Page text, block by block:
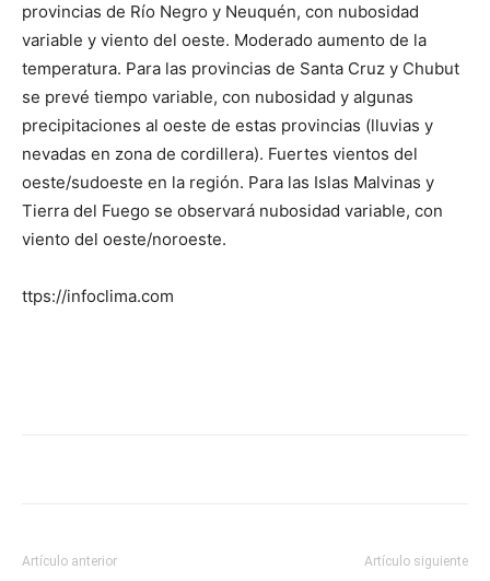
provincias de Río Negro y Neuquén, con nubosidad
variable y viento del oeste. Moderado aumento de la
temperatura. Para las provincias de Santa Cruz y Chubut
se prevé tiempo variable, con nubosidad y algunas
precipitaciones al oeste de estas provincias (lluvias y
nevadas en zona de cordillera). Fuertes vientos del
oeste/sudoeste en la región. Para las Islas Malvinas y
Tierra del Fuego se observará nubosidad variable, con
viento del oeste/noroeste.
ttps://infoclima.com
Artículo anterior Artículo siguiente